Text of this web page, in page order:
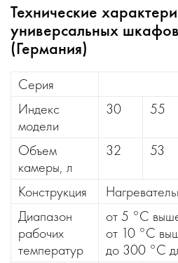
Технические
универсальных
(Германия)
Серия
Индекс
модели
30 55
Объем
камеры, л
32 53
Конструкция
Диапазон
рабочих
температур
от 5 °C
от 10 °C
до 300 °C